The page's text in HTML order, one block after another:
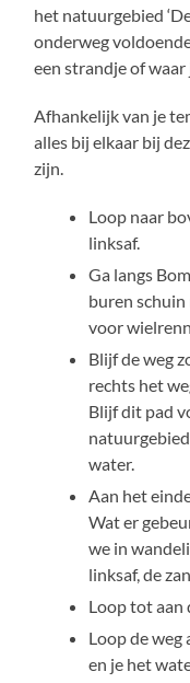
het natuurgebied
onderweg
een strandje of waar
Afhankelijk van je
alles bij elkaar bij
zijn.
Loop naar
linksaf.
Ga langs
buren
voor
Blijf de weg
rechts het
Blijf dit pad
natuurgebied
water.
Aan het
Wat er
we in
linksaf, de
Loop tot aan
Loop de
en je het